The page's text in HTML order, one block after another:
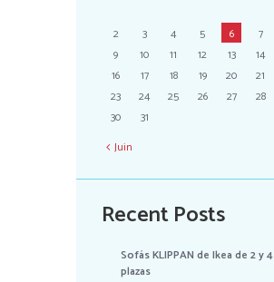
2
3 4 5 6 7
9
10 11 12 13 14
16
17 18 19 20 21
23
24 25 26 27 28
30
31
Juin
Recent Posts
Sofás KLIPPAN de Ikea de 2 y 4
plazas